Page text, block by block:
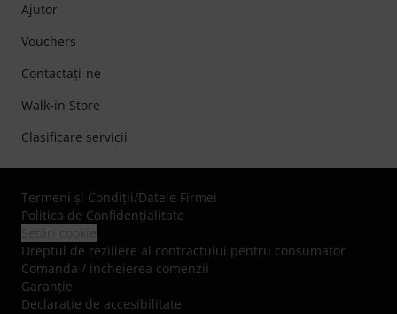
Ajutor
Vouchers
Contactaţi-ne
Walk-in Store
Clasificare servicii
Termeni şi Condiţii/Datele Firmei
Politica de Confidenţialitate
Dreptul de reziliere al contractului pentru consumator
Comanda / incheierea comenzii
Garanție
Declarație de accesibilitate